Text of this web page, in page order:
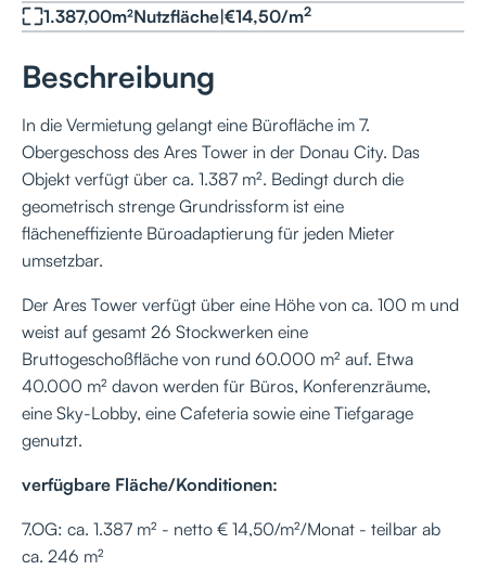
1.387,00m²Nutzfläche|€14,50/m2
Beschreibung
In die Vermietung gelangt eine Bürofläche im 7.
Obergeschoss des Ares Tower in der Donau City. Das
Objekt verfügt über ca. 1.387 m². Bedingt durch die
geometrisch strenge Grundrissform ist eine
flächeneffiziente Büroadaptierung für jeden Mieter
umsetzbar.
Der Ares Tower verfügt über eine Höhe von ca. 100 m und
weist auf gesamt 26 Stockwerken eine
Bruttogeschoßfläche von rund 60.000 m² auf. Etwa
40.000 m² davon werden für Büros, Konferenzräume,
eine Sky-Lobby, eine Cafeteria sowie eine Tiefgarage
genutzt.
verfügbare Fläche/Konditionen:
7.OG: ca. 1.387 m² - netto € 14,50/m²/Monat - teilbar ab
ca. 246 m²